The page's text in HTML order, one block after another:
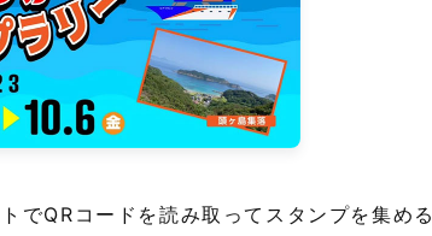
でQRコードを読み取ってスタンプを集める